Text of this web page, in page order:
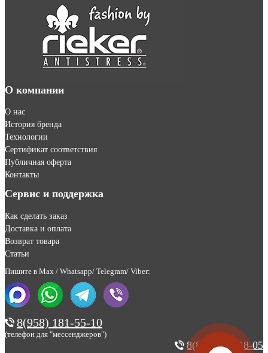
О компании
О нас
История бренда
Технологии
Сертификат соответствия
Публичная оферта
Контакты
Сервис и поддержка
Как сделать заказ
Доставка и оплата
Возврат товара
Статьи
Пишите в Max / Whatsapp/ Telegram/ Viber:
8(958) 181-55-10
(телефон для "мессенджеров")
8(800) 200-18-05